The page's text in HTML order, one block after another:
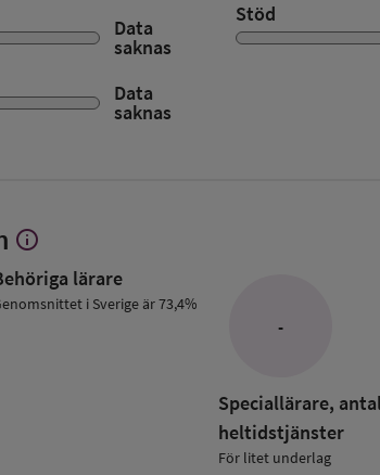
Data
saknas
Stöd
Data
saknas
Visa
om
Lärare
info
lärare
i Sverige är 73,4%
-
Speciallärare,
heltidstjänster
För litet underlag